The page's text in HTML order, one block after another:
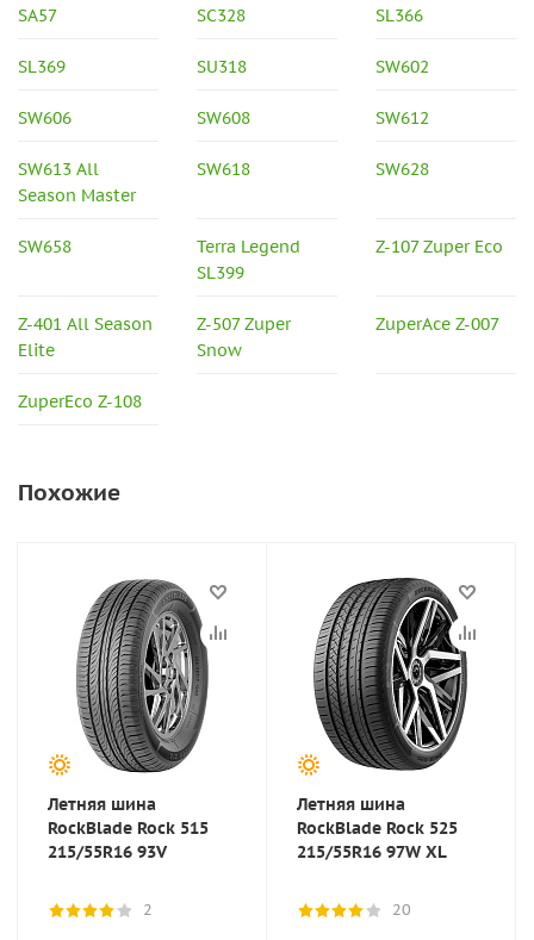
SA57 SC328 SL366
SL369 SU318 SW602
SW606 SW608 SW612
SW613 All
Season Master
SW618 SW628
SW658
Terra Legend
SL399
Z-107 Zuper Eco
Z-401 All Season
Elite
Z-507 Zuper
Snow
ZuperAce Z-007
ZuperEco Z-108
Похожие
Летняя шина
RockBlade Rock 515
215/55R16 93V
2
Летняя шина
RockBlade Rock 525
215/55R16 97W XL
20